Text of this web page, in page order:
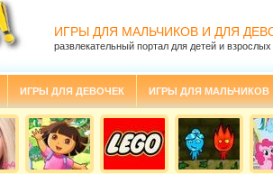
ИГРЫ ДЛЯ МАЛЬЧИКОВ И ДЛЯ
развлекательный портал для детей и взрослых
ИГРЫ ДЛЯ ДЕВОЧЕК ИГРЫ ДЛЯ МАЛЬЧИКОВ